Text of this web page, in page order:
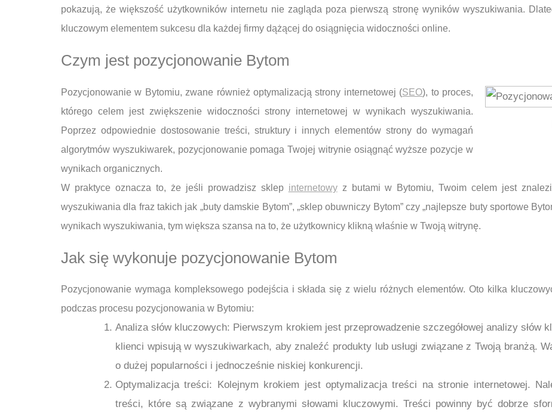
pokazują, że większość użytkowników internetu nie zagląda poza pierwszą stronę wyników wyszukiwania.
kluczowym elementem sukcesu dla każdej firmy dążącej do osiągnięcia widoczności online.
Czym jest pozycjonowanie Bytom
Pozycjonowanie w Bytomiu, zwane również optymalizacją strony internetowej (SEO), to proces,
którego celem jest zwiększenie widoczności strony internetowej w wynikach wyszukiwania.
Poprzez odpowiednie dostosowanie treści, struktury i innych elementów strony do wymagań
algorytmów wyszukiwarek, pozycjonowanie pomaga Twojej witrynie osiągnąć wyższe pozycje w
wynikach organicznych.
W praktyce oznacza to, że jeśli prowadzisz sklep internetowyz butami w Bytomiu, Twoim celem jest
wyszukiwania dla fraz takich jak „buty damskie Bytom”, „sklep obuwniczy Bytom” czy „najlepsze buty sportowe
wynikach wyszukiwania, tym większa szansa na to, że użytkownicy klikną właśnie w Twoją witrynę.
Jak się wykonuje pozycjonowanie Bytom
Pozycjonowanie wymaga kompleksowego podejścia i składa się z wielu różnych elementów. Oto kilka
podczas procesu pozycjonowania w Bytomiu:
Analiza słów kluczowych: Pierwszym krokiem jest przeprowadzenie szczegółowej analizy słów
klienci wpisują w wyszukiwarkach, aby znaleźć produkty lub usługi związane z Twoją branżą.
o dużej popularności i jednocześnie niskiej konkurencji.
Optymalizacja treści: Kolejnym krokiem jest optymalizacja treści na stronie internetowej.
treści, które są związane z wybranymi słowami kluczowymi. Treści powinny być dobrze